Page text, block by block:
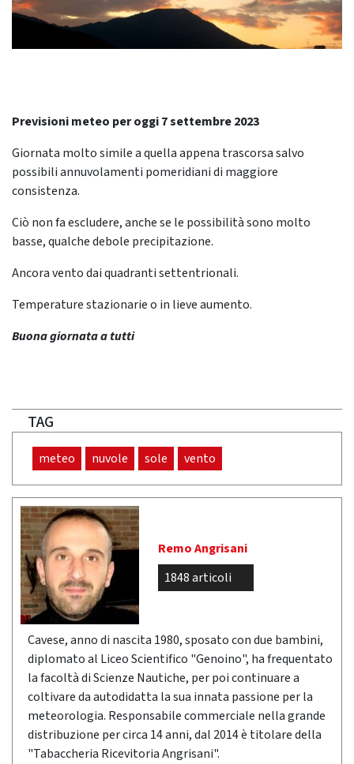
Previsioni meteo per oggi 7 settembre 2023
Giornata molto simile a quella appena trascorsa salvo
possibili annuvolamenti pomeridiani di maggiore
consistenza.
Ciò non fa escludere, anche se le possibilità sono molto
basse, qualche debole precipitazione.
Ancora vento dai quadranti settentrionali.
Temperature stazionarie o in lieve aumento.
Buona giornata a tutti
TAG
meteo nuvole sole vento
Remo Angrisani
1848 articoli
Cavese, anno di nascita 1980, sposato con due bambini,
diplomato al Liceo Scientifico "Genoino", ha frequentato
la facoltà di Scienze Nautiche, per poi continuare a
coltivare da autodidatta la sua innata passione per la
meteorologia. Responsabile commerciale nella grande
distribuzione per circa 14 anni, dal 2014 è titolare della
"Tabaccheria Ricevitoria Angrisani".